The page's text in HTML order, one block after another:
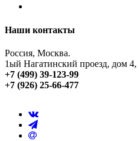
Наши контакты
Россия, Москва.
1ый Нагатинский проезд, дом 4,
+7 (499) 39-123-99
+7 (926) 25-66-477